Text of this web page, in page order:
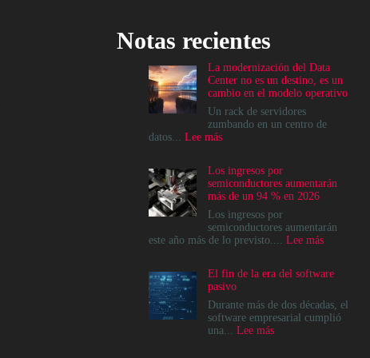
Notas recientes
La modernización del Data
Center no es un destino, es un
cambio en el modelo operativo
Un rack de servidores
zumbando en un centro de
datos... Lee más:
del
Data
Center
no
es
un
un
cambio
en
el
modelo
Los ingresos por
semiconductores aumentarán
más de un 94 % en 2026
Los ingresos por
semiconductores aumentarán
este año más de lo previsto.... Lee más:
por
aumentarán
más
El fin de la era del software
pasivo
Durante más de dos décadas, el
software empresarial cumplió
una... Lee más: